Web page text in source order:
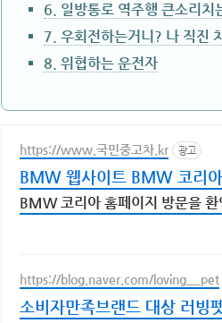
6. 일방통로 역주행 큰소리치
7. 우회전하는거니? 나 직진
8. 위협하는 운전자
https://www.국민중고차.kr 광고
BMW 웹사이트 BMW 코리
BMW 코리아 홈페이지 방문을 환
https://blog.naver.com/loving__pet
소비자만족브랜드 대상 러빙